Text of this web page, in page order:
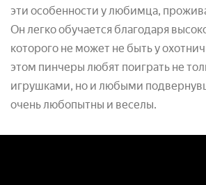
эти особенности у любимца,
Он легко обучается благодаря
которого не может не быть у
этом пинчеры любят поиграть не
игрушками, но и любыми
очень любопытны и веселы.